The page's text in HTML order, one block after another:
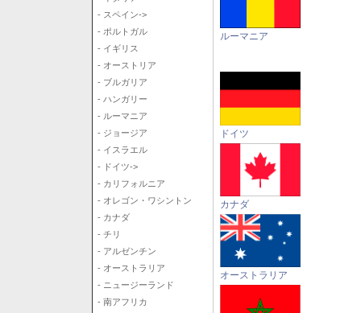
- スペイン->
- ポルトガル
- イギリス
- オーストリア
- ブルガリア
- ハンガリー
- ルーマニア
- ジョージア
- イスラエル
- ドイツ->
- カリフォルニア
- オレゴン・ワシントン
- カナダ
- チリ
- アルゼンチン
- オーストラリア
- ニュージーランド
- 南アフリカ
ルーマニア
ドイツ
カナダ
オーストラリア